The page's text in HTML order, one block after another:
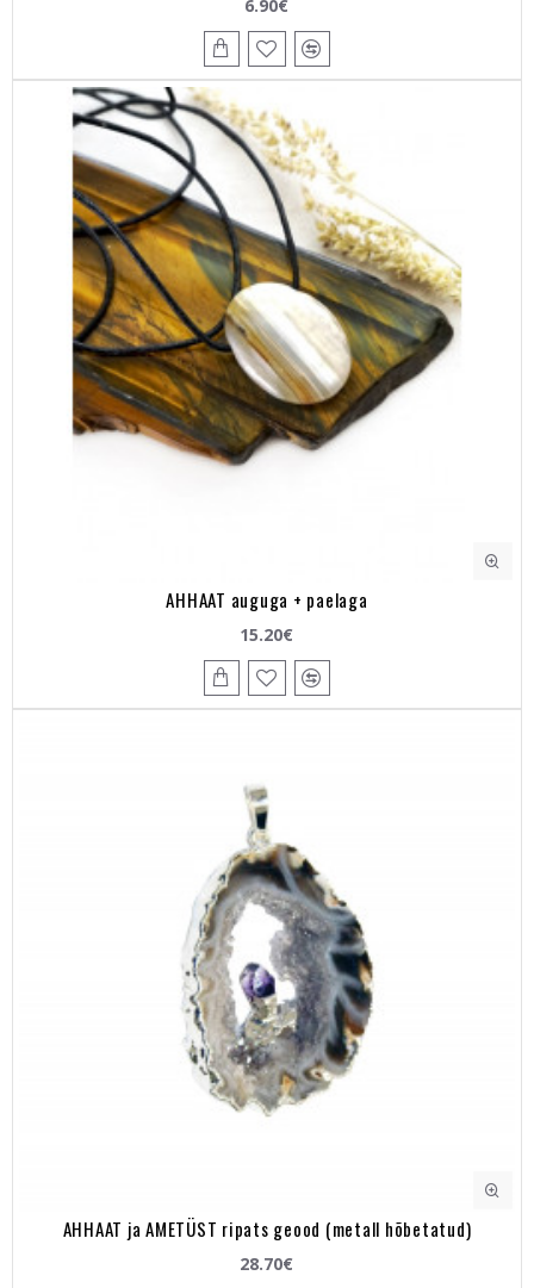
6.90€
AHHAAT auguga + paelaga
15.20€
AHHAAT ja AMETÜST ripats geood (metall hõbetatud)
28.70€